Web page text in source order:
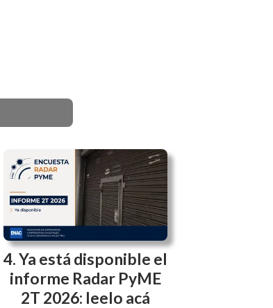
Ya está disponible el
informe Radar PyME
2T 2026: leelo acá